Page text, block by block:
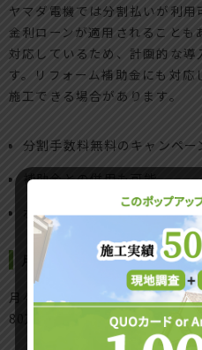
ヤマダ電機では分割払いが利
金利ローンが適用されることも
対応しているため、計画的な
す。リフォーム補助金にも対
施工できる場合があります。
分割手数料無料のキャンペー
補助金との併用も可能
ポイント還元などの特典もあ
月々の支払イメージと支
月々の支払額のシミュレーショ
80万円のリフォームを無金利36